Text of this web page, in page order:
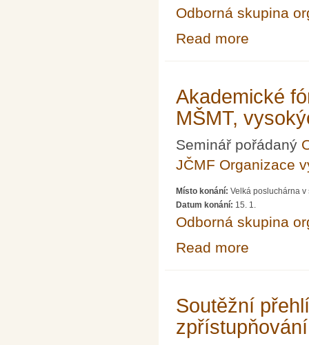
Odborná skupina
Read more
Akademické
MŠMT,
Seminář pořádaný
JČMF Organizace
Místo konání: Velká posluchárna v
Datum konání: 15. 1.
Odborná skupina
Read more
Soutěžní